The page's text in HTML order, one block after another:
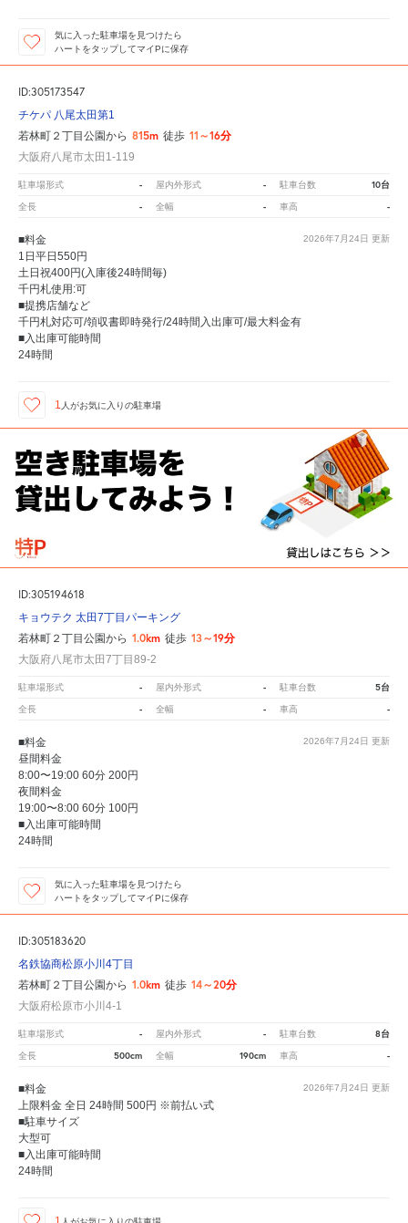
気に入った駐車場を見つけたら
ハートをタップしてマイPに保存
ID:305173547
チケパ 八尾太田第1
若林町２丁目公園から 815m 徒歩 11～16分
大阪府八尾市太田1-119
駐車場形式 - 屋内外形式 - 駐車台数 10台
全長 - 全幅 - 車高 -
2026年7月24日 更新
■料金
1日平日550円
土日祝400円(入庫後24時間毎)
千円札使用:可
■提携店舗など
千円札対応可/領収書即時発行/24時間入出庫可/最大料金有
■入出庫可能時間
24時間
1 人がお気に入りの駐車場
ID:305194618
キョウテク 太田7丁目パーキング
若林町２丁目公園から 1.0km 徒歩 13～19分
大阪府八尾市太田7丁目89-2
駐車場形式 - 屋内外形式 - 駐車台数 5台
全長 - 全幅 - 車高 -
2026年7月24日 更新
■料金
昼間料金
8:00〜19:00 60分 200円
夜間料金
19:00〜8:00 60分 100円
■入出庫可能時間
24時間
気に入った駐車場を見つけたら
ハートをタップしてマイPに保存
ID:305183620
名鉄協商松原小川4丁目
若林町２丁目公園から 1.0km 徒歩 14～20分
大阪府松原市小川4-1
駐車場形式 - 屋内外形式 - 駐車台数 8台
全長 500cm 全幅 190cm 車高 -
2026年7月24日 更新
■料金
上限料金 全日 24時間 500円 ※前払い式
■駐車サイズ
大型可
■入出庫可能時間
24時間